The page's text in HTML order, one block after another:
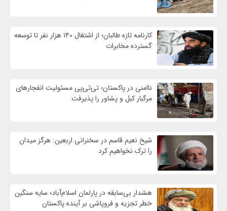
کارنامه تازه طالبان؛ از اشتغال ۱۴۰ هزار نفر تا توسعه
گسترده مخابرات
ناامنی در پاکستان؛ تی‌تی‌پی مسئولیت انفجارهای
مرگبار کبل و پشاور را پذیرفت
شیخ نعیم قاسم در سخنرانی اربعین: هرگز میدان
را ترک نخواهیم کرد
هشدار بی‌سابقه در پارلمان اسلام‌آباد؛ سایه سنگین
خطر تجزیه و فروپاشی بر آینده پاکستان